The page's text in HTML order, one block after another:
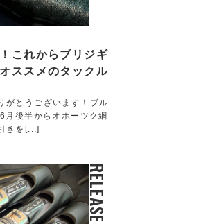
これからブリジギ
ススメのタックル
がとうございます！ブル
月後半からオホーツク網
きを[...]
RELEASE